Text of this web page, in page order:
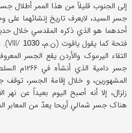
إلی الجنوب قلیلاً من هذا الممر أطلال
جسر السید، لایعرف تاریخ إنشائهما
فتحة کما یقول یاقوت (ن.م، VIII/1030
).
التقاء الیرموک والأردن یقع الجسر
جسر دامیة
المشهورین، و خلال إقامة الجسر،
زلزال، إلا أنه أصبح الیوم بعیداً عن نهر
هناک جسر شمالي أریحا یعدّ من المعابر